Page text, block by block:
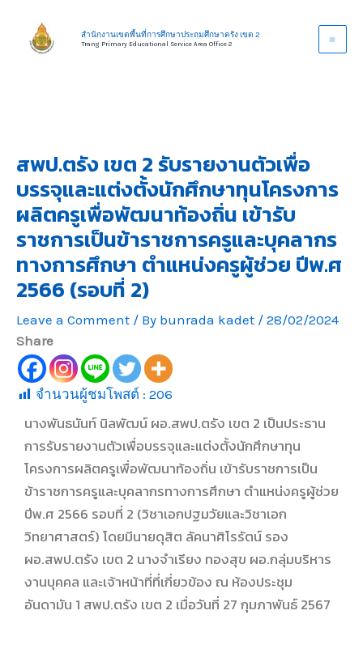
content
สำนักงานเขตพื้นที่การศึกษาประถมศึกษาตรัง เขต 2
Trang Primary Educational Service Area Office 2
สพป.ตรัง เขต 2 รับรายงานตัวเพื่อ
บรรจุและแต่งตั้งนักศึกษาทุนโครงการ
ผลิตครูเพื่อพัฒนาท้องถิ่น เข้ารับ
ราชการเป็นข้าราชการครูและบุคลากร
ทางการศึกษา ตำแหน่งครูผู้ช่วย ปีพ.ศ
2566 (รอบที่ 2)
Leave a Comment / By bunrada kadet / 28/02/2024
Share
จำนวนผู้ชมโพสต์ : 206
นางพันธนันท์ นิลพัฒน์ ผอ.สพป.ตรัง เขต 2 เป็นประธาน
การรับรายงานตัวเพื่อบรรจุและแต่งตั้งนักศึกษาทุน
โครงการผลิตครูเพื่อพัฒนาท้องถิ่น เข้ารับราชการเป็น
ข้าราชการครูและบุคลากรทางการศึกษา ตำแหน่งครูผู้ช่วย
ปีพ.ศ 2566 รอบที่ 2 (วิชาเอกปฐมวัยและวิชาเอก
วิทยาศาสตร์) โดยมีนายดุสิต ลัคนาศิโรรัตน์ รอง
ผอ.สพป.ตรัง เขต 2 นางจำเรียง ทองสุข ผอ.กลุ่มบริหาร
งานบุคคล และเจ้าหน้าที่ที่เกี่ยวข้อง ณ ห้องประชุม
อันดามัน 1 สพป.ตรัง เขต 2 เมื่อวันที่ 27 กุมภาพันธ์ 2567